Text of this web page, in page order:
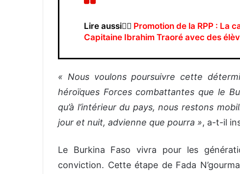
Lire aussi👉🏿 Promotion de la RPP : La
Capitaine Ibrahim Traoré avec des
« Nous voulons poursuivre cette
héroïques Forces combattantes que le
qu’à l’intérieur du pays, nous restons
jour et nuit, advienne que pourra », a-t-il
Le Burkina Faso vivra pour les
conviction. Cette étape de Fada